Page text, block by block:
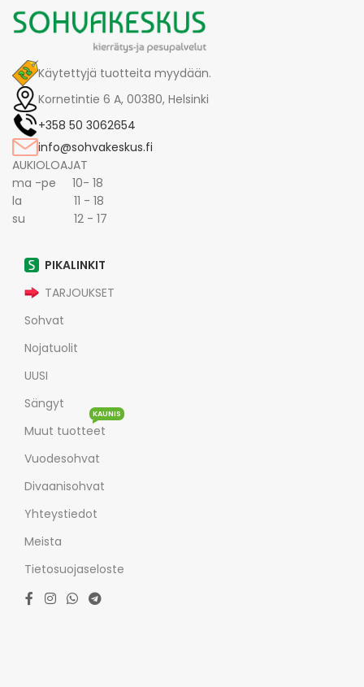
Käytettyjä tuotteita myydään.
Kornetintie 6 A, 00380, Helsinki
+358 50 3062654
info@sohvakeskus.fi
AUKIOLOAJAT
ma -pe 10- 18
la 11 - 18
su 12 - 17
PIKALINKIT
TARJOUKSET
Sohvat
Nojatuolit
UUSI
Sängyt
Muut tuotteet
KAUNIS
Vuodesohvat
Divaanisohvat
Yhteystiedot
Meista
Tietosuojaseloste